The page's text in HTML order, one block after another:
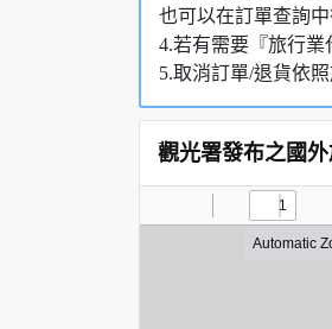
也可以在訂單查詢
4.若有需要『旅行業
5.取消訂單/退貨依
觀光署發布之國